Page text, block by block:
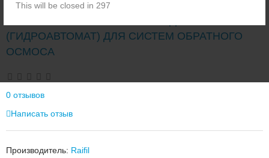
This will be closed in 297
(ГИДРОАВТОМАТ) ДЛЯ СИСТЕМ ОБРАТНОГО
ОСМОСА
0 отзывов
Написать отзыв
Производитель: Raifil